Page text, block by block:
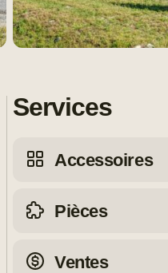
Services
Accessoires
Pièces
Ventes